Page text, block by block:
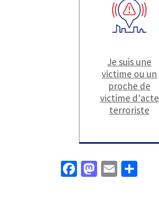
Je suis une
victime ou un
proche de
victime d'acte
terroriste
Fa M E